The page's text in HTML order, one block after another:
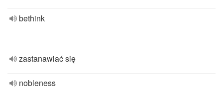
bethink
zastanawiać się
nobleness